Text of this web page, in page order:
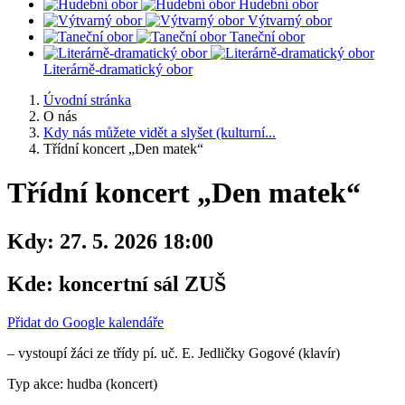
Hudební obor
Výtvarný obor
Taneční obor
Literárně-dramatický obor
Úvodní stránka
O nás
Kdy nás můžete vidět a slyšet (kulturní...
Třídní koncert „Den matek“
Třídní koncert „Den matek“
Kdy: 27. 5. 2026 18:00
Kde: koncertní sál ZUŠ
Přidat do Google kalendáře
– vystoupí žáci ze třídy pí. uč. E. Jedličky Gogové (klavír)
Typ akce: hudba (koncert)